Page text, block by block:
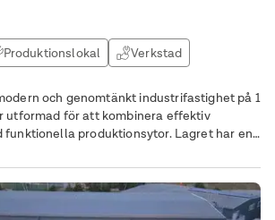
Produktionslokal
Verkstad
och genomtänkt industrifastighet på 1
funktionella produktionsytor. Lagret har en
för enkel och rationell logistik.
även kontorsytor och välutrustade
kök, dusch,